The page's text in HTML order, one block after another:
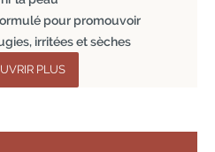
pour promouvoir
irritées et sèches
PLUS